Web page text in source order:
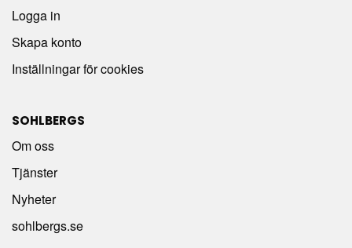
Logga in
Skapa konto
Inställningar för cookies
SOHLBERGS
Om oss
Tjänster
Nyheter
sohlbergs.se